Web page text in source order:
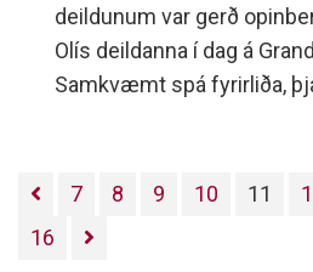
deildunum var gerð
Olís deildanna í dag á
Samkvæmt spá fyrirliða,
7
8 9 10 11
16